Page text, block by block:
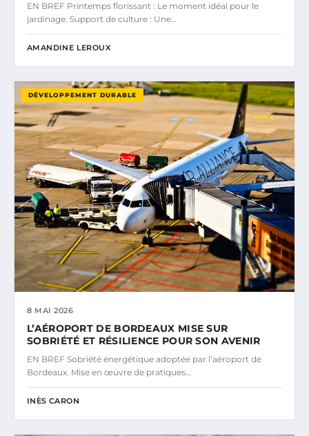
EN BREF Printemps florissant : Le moment idéal pour le
jardinage. Support de culture : Une…
AMANDINE LEROUX
DÉVELOPPEMENT DURABLE
8 MAI 2026
L’AÉROPORT DE BORDEAUX MISE SUR
SOBRIÉTÉ ET RÉSILIENCE POUR SON AVENIR
EN BREF Sobriété énergétique adoptée par l’aéroport de
Bordeaux. Mise en œuvre de pratiques…
INÈS CARON